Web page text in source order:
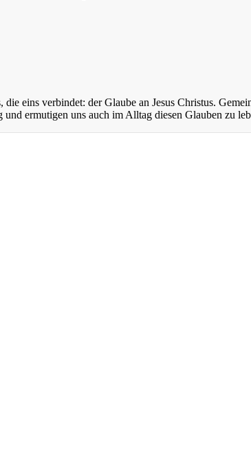
die eins verbindet: der Glaube an Jesus Christus.
ermutigen uns auch im Alltag diesen Glauben zu